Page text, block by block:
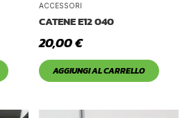
ACCESSORI
CATENE E12 040
20,00€
AGGIUNGI AL CARRELLO